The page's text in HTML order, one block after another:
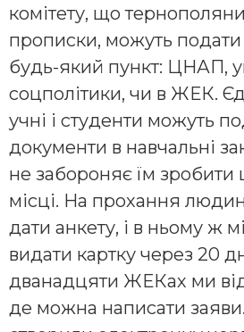
комітету, що
прописки, можуть
будь-який пункт: ЦНАП,
соцполітики, чи в ЖЕК.
учні і студенти можуть
документи в навчальні
не забороняє їм зробити
місці. На прохання
дати анкету, і в ньому ж
видати картку через 20
дванадцяти ЖЕКах ми
де можна написати